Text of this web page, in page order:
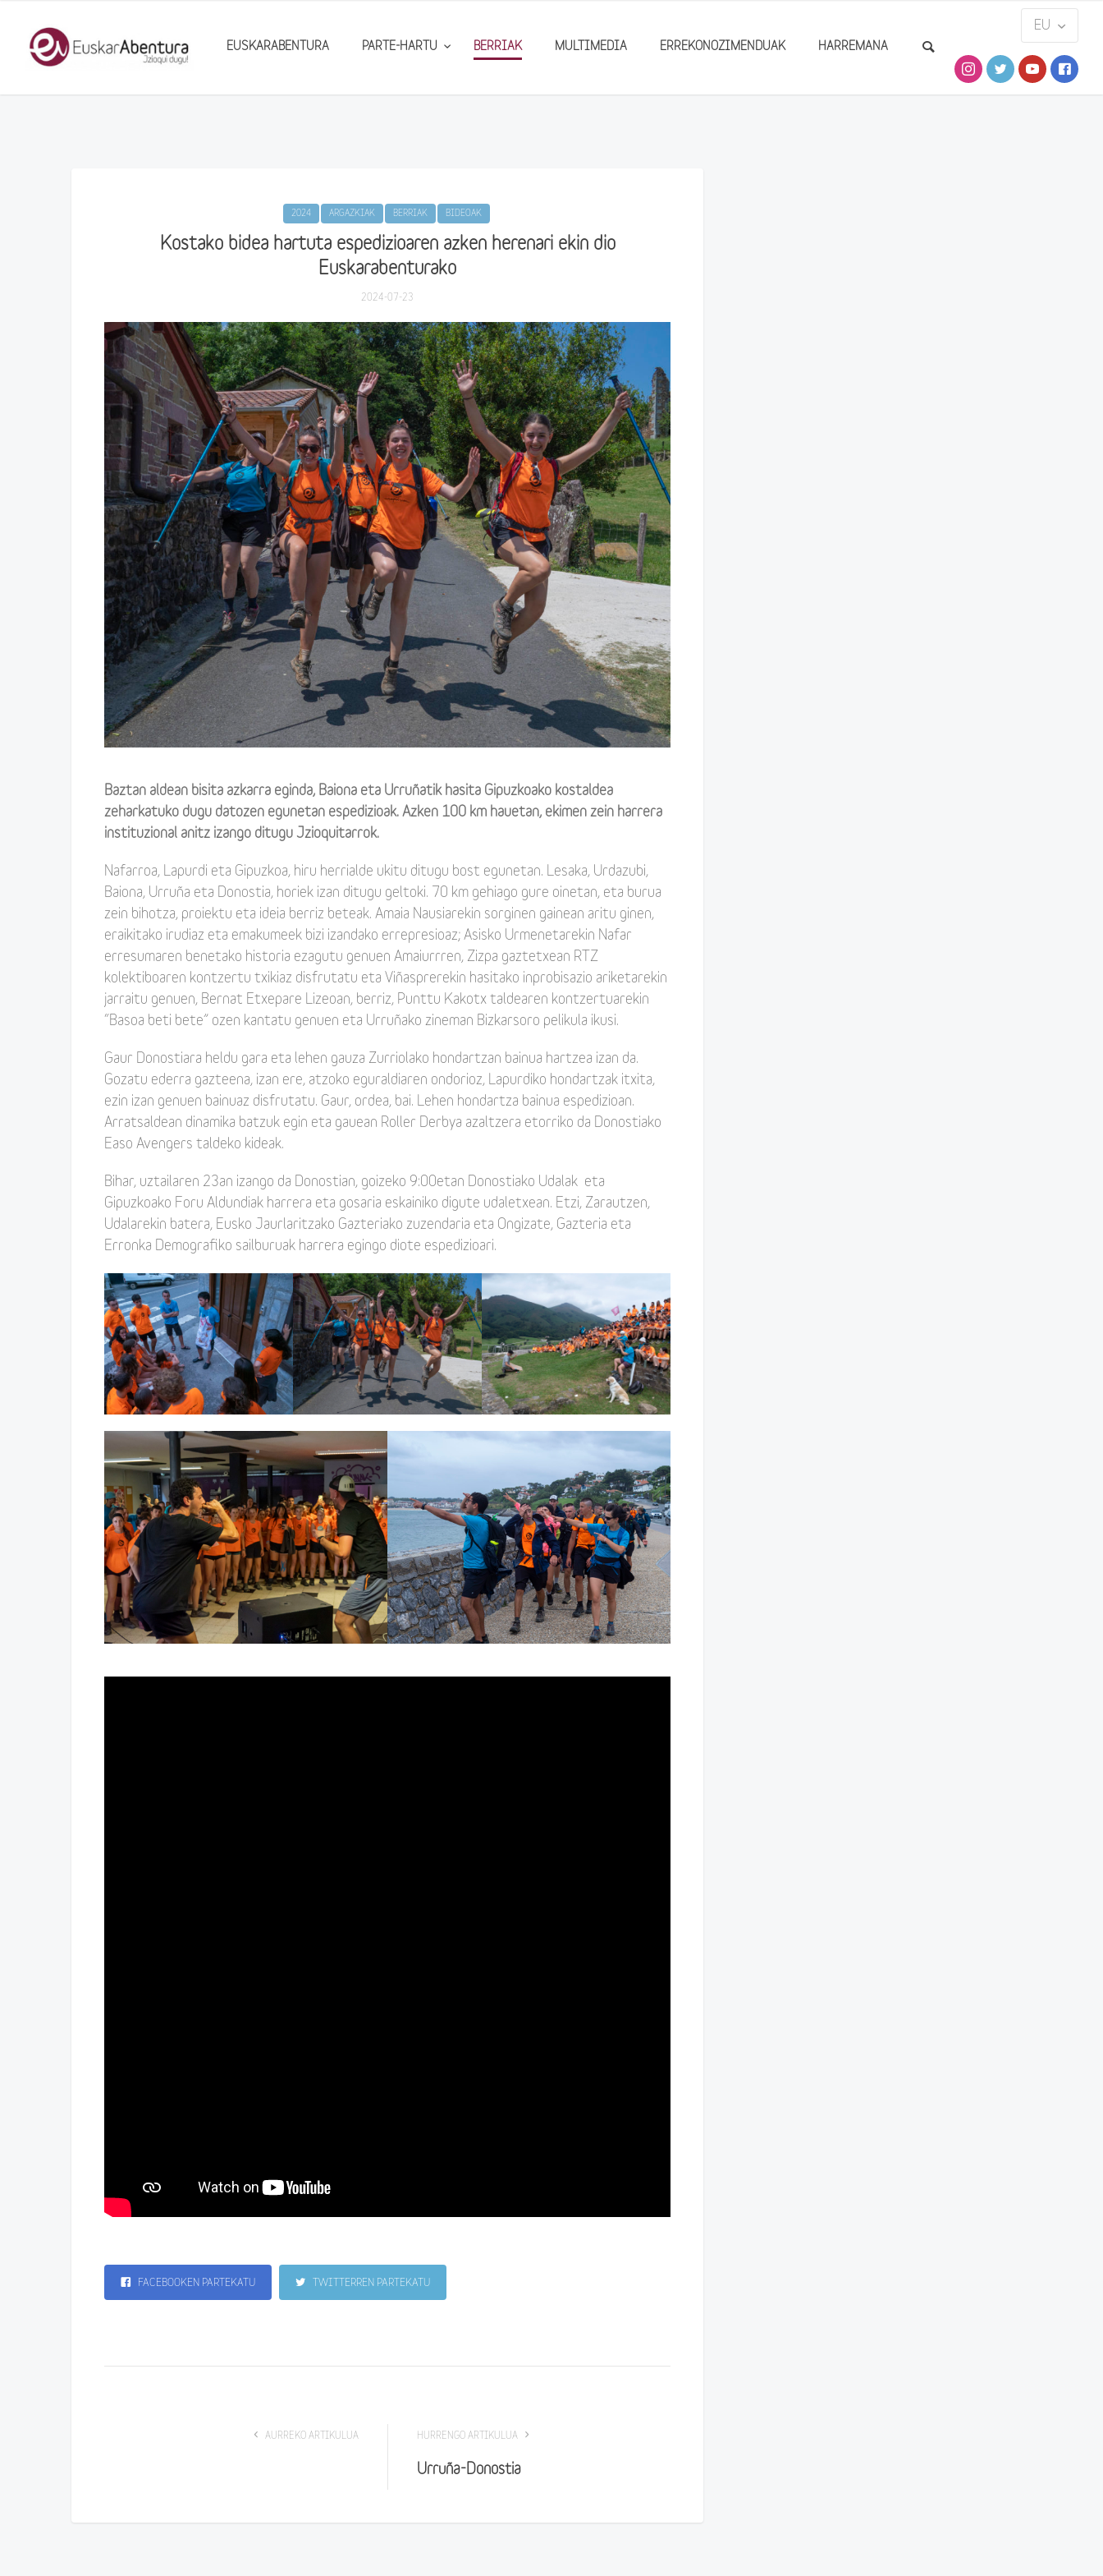
EUSKARABENTURA PARTE-HARTU BERRIAK MULTIMEDIA ERREKONOZIMENDUAK HARREMANA
2024 ARGAZKIAK BERRIAK BIDEOAK
Kostako bidea hartuta espedizioaren azken herenari ekin dio
Euskarabenturako
2024-07-23
Baztan aldean bisita azkarra eginda, Baiona eta Urruñatik hasita Gipuzkoako kostaldea
zeharkatuko dugu datozen egunetan espedizioak. Azken 100 km hauetan, ekimen zein harrera
instituzional anitz izango ditugu Jzioquitarrok.
Nafarroa, Lapurdi eta Gipuzkoa, hiru herrialde ukitu ditugu bost egunetan. Lesaka, Urdazubi,
Baiona, Urruña eta Donostia, horiek izan ditugu geltoki. 70 km gehiago gure oinetan, eta burua
zein bihotza, proiektu eta ideia berriz beteak. Amaia Nausiarekin sorginen gainean aritu ginen,
eraikitako irudiaz eta emakumeek bizi izandako errepresioaz; Asisko Urmenetarekin Nafar
erresumaren benetako historia ezagutu genuen Amaiurrren, Zizpa gaztetxean RTZ
kolektiboaren kontzertu txikiaz disfrutatu eta Viñasprerekin hasitako inprobisazio ariketarekin
jarraitu genuen, Bernat Etxepare Lizeoan, berriz, Punttu Kakotx taldearen kontzertuarekin
“Basoa beti bete” ozen kantatu genuen eta Urruñako zineman Bizkarsoro pelikula ikusi.
Gaur Donostiara heldu gara eta lehen gauza Zurriolako hondartzan bainua hartzea izan da.
Gozatu ederra gazteena, izan ere, atzoko eguraldiaren ondorioz, Lapurdiko hondartzak itxita,
ezin izan genuen bainuaz disfrutatu. Gaur, ordea, bai. Lehen hondartza bainua espedizioan.
Arratsaldean dinamika batzuk egin eta gauean Roller Derbya azaltzera etorriko da Donostiako
Easo Avengers taldeko kideak.
Bihar, uztailaren 23an izango da Donostian, goizeko 9:00etan Donostiako Udalak eta
Gipuzkoako Foru Aldundiak harrera eta gosaria eskainiko digute udaletxean. Etzi, Zarautzen,
Udalarekin batera, Eusko Jaurlaritzako Gazteriako zuzendaria eta Ongizate, Gazteria eta
Erronka Demografiko sailburuak harrera egingo diote espedizioari.
FACEBOOKEN PARTEKATU TWITTERREN PARTEKATU
AURREKO ARTIKULUA HURRENGO ARTIKULUA
Urruña-Donostia